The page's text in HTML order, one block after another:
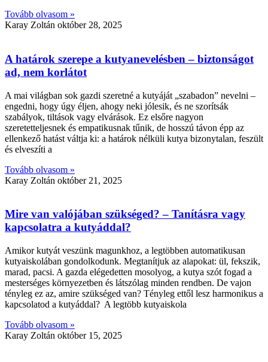
Tovább olvasom »
Karay Zoltán október 28, 2025
A határok szerepe a kutyanevelésben – biztonságot
ad, nem korlátot
A mai világban sok gazdi szeretné a kutyáját „szabadon” nevelni –
engedni, hogy úgy éljen, ahogy neki jólesik, és ne szorítsák
szabályok, tiltások vagy elvárások. Ez elsőre nagyon
szeretetteljesnek és empatikusnak tűnik, de hosszú távon épp az
ellenkező hatást váltja ki: a határok nélküli kutya bizonytalan, feszült
és elveszíti a
Tovább olvasom »
Karay Zoltán október 21, 2025
Mire van valójában szükséged? – Tanításra vagy
kapcsolatra a kutyáddal?
Amikor kutyát veszünk magunkhoz, a legtöbben automatikusan
kutyaiskolában gondolkodunk. Megtanítjuk az alapokat: ül, fekszik,
marad, pacsi. A gazda elégedetten mosolyog, a kutya szót fogad a
mesterséges környezetben és látszólag minden rendben. De vajon
tényleg ez az, amire szükséged van? Tényleg ettől lesz harmonikus a
kapcsolatod a kutyáddal? A legtöbb kutyaiskola
Tovább olvasom »
Karay Zoltán október 15, 2025